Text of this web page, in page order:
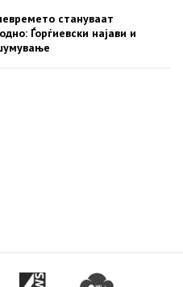
стануваат
Ѓорѓиевски најави и